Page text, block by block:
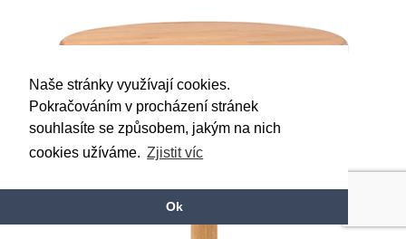
Naše stránky využívají cookies.
Pokračováním v procházení stránek
souhlasíte se způsobem, jakým na nich
cookies užíváme. Zjistit víc
Ok